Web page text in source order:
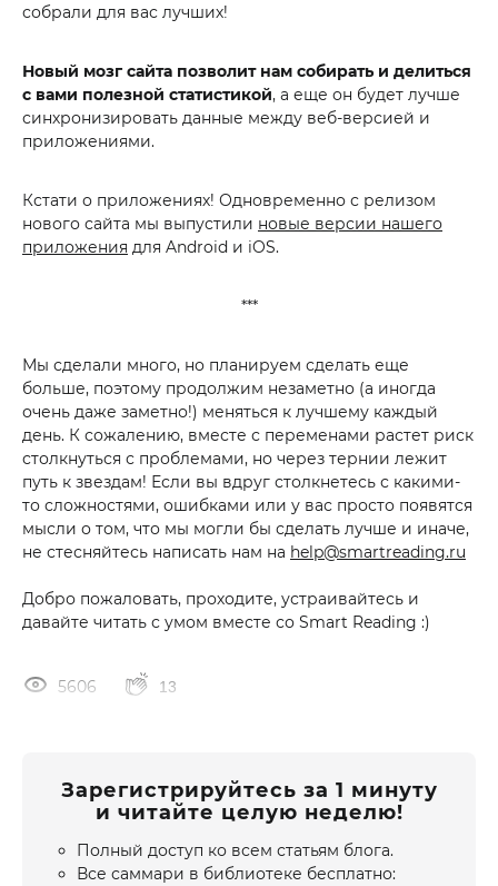
собрали для вас лучших!
Новый мозг сайта позволит нам собирать и делиться
с вами полезной статистикой, а еще он будет лучше
синхронизировать данные между веб-версией и
приложениями.
Кстати о приложениях! Одновременно с релизом
нового сайта мы выпустили новые версии нашего
приложения для Android и iOS.
***
Мы сделали много, но планируем сделать еще
больше, поэтому продолжим незаметно (а иногда
очень даже заметно!) меняться к лучшему каждый
день. К сожалению, вместе с переменами растет риск
столкнуться с проблемами, но через тернии лежит
путь к звездам! Если вы вдруг столкнетесь с какими-
то сложностями, ошибками или у вас просто появятся
мысли о том, что мы могли бы сделать лучше и иначе,
не стесняйтесь написать нам на help@smartreading.ru
Добро пожаловать, проходите, устраивайтесь и
давайте читать с умом вместе со Smart Reading :)
5606 13
Зарегистрируйтесь за 1 минуту
и читайте целую неделю!
Полный доступ ко всем статьям блога.
Все саммари в библиотеке бесплатно: